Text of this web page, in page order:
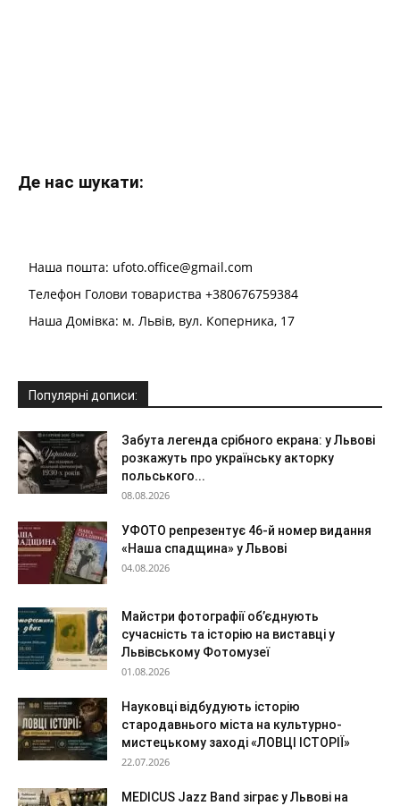
Де нас шукати:
Наша пошта: ufoto.office@gmail.com
Телефон Голови товариства +380676759384
Наша Домівка: м. Львів, вул. Коперника, 17
Популярні дописи:
Забута легенда срібного екрана: у Львові
розкажуть про українську акторку
польського...
08.08.2026
УФОТО репрезентує 46-й номер видання
«Наша спадщина» у Львові
04.08.2026
Майстри фотографії об’єднують
сучасність та історію на виставці у
Львівському Фотомузеї
01.08.2026
Науковці відбудують історію
стародавнього міста на культурно-
мистецькому заході «ЛОВЦІ ІСТОРІЇ»
22.07.2026
MEDICUS Jazz Band зіграє у Львові на